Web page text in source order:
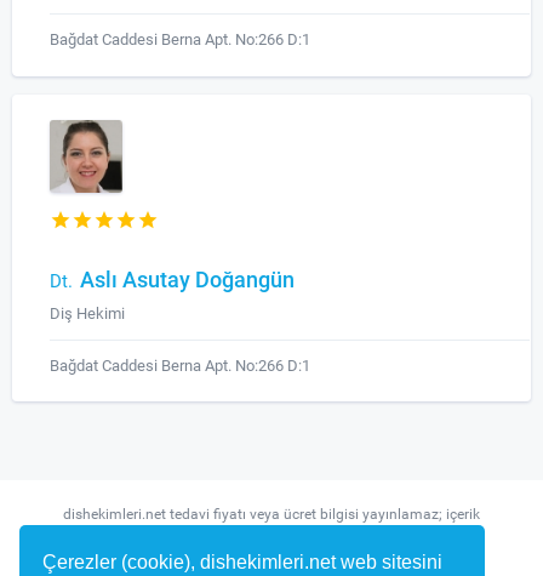
Çerezler (cookie), dishekimleri.net web sitesini
Bağdat Caddesi Berna Apt. No:266 D:1
Dt. Aslı Asutay Doğangün
Diş Hekimi
Bağdat Caddesi Berna Apt. No:266 D:1
dishekimleri.net tedavi fiyatı veya ücret bilgisi yayınlamaz; içerik